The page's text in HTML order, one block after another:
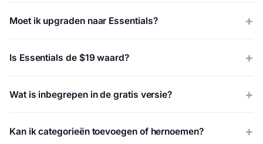
Moet ik upgraden naar Essentials?
Is Essentials de $19 waard?
Wat is inbegrepen in de gratis versie?
Kan ik categorieën toevoegen of hernoemen?